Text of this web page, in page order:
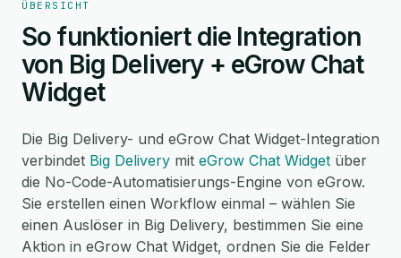
ÜBERSICHT
So funktioniert die Integration
von Big Delivery + eGrow Chat
Widget
Die Big Delivery- und eGrow Chat Widget-Integration
verbindet Big Delivery mit eGrow Chat Widget über
die No-Code-Automatisierungs-Engine von eGrow.
Sie erstellen einen Workflow einmal – wählen Sie
einen Auslöser in Big Delivery, bestimmen Sie eine
Aktion in eGrow Chat Widget, ordnen Sie die Felder